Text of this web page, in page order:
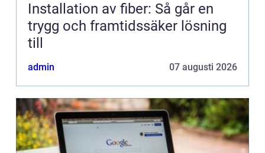
Installation av fiber: Så går en
trygg och framtidssäker lösning
till
admin 07 augusti 2026